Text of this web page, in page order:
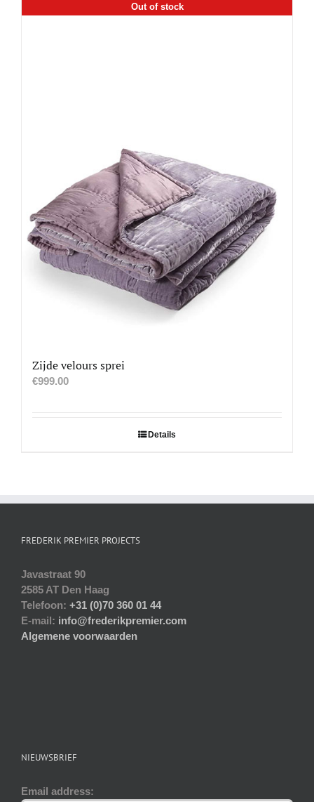
Out of stock
Zijde velours sprei
€999.00
Details
FREDERIK PREMIER PROJECTS
Javastraat 90
2585 AT Den Haag
Telefoon: +31 (0)70 360 01 44
E-mail: info@frederikpremier.com
Algemene voorwaarden
NIEUWSBRIEF
Email address: